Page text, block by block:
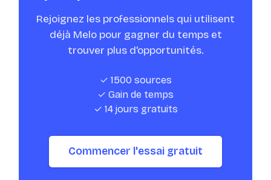
Rejoignez les professionnels qui utilisent
déjà Melo pour gagner du temps et
trouver plus d'opportunités.
✓ 1500 sources
✓ Gain de temps
✓ 14 jours gratuits
Commencer l'essai gratuit